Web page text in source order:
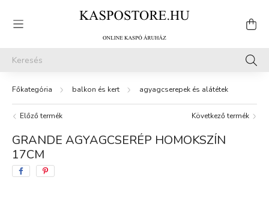
balkon és kert agyagcserepek és alátétek
Előző termék Következő termék
GRANDE AGYAGCSERÉP HOMOKSZÍN
17CM